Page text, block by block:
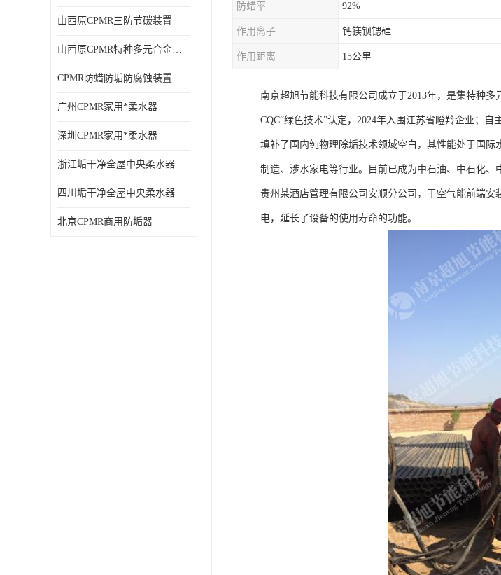
山西原CPMR三防节碳装置
山西原CPMR特种多元合金防垢除垢设备
CPMR防蜡防垢防腐蚀装置
广州CPMR家用*柔水器
深圳CPMR家用*柔水器
浙江垢干净全屋中央柔水器
四川垢干净全屋中央柔水器
北京CPMR商用防垢器
防蜡率 92%
作用离子 钙镁钡锶硅
作用距离 15公里
南京超旭节能科技有限公司成立于2013年，是集特种
CQC“绿色技术”认定，2024年入围江苏省瞪羚企业；
填补了国内纯物理除垢技术领域空白，其性能处于国
制造、涉水家电等行业。目前已成为中石油、中石化、
贵州某酒店管理有限公司安顺分公司，于空气能前端
电，延长了设备的使用寿命的功能。